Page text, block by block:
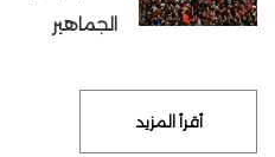
الجماهير
أقرأ المزيد